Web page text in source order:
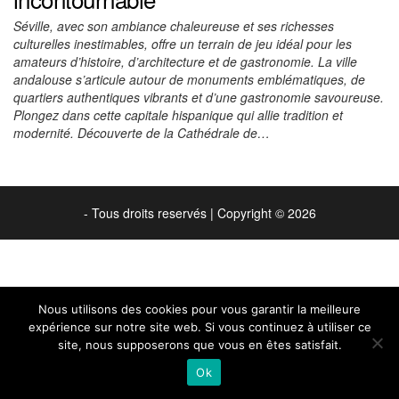
Séville, avec son ambiance chaleureuse et ses richesses
culturelles inestimables, offre un terrain de jeu idéal pour les
amateurs d’histoire, d’architecture et de gastronomie. La ville
andalouse s’articule autour de monuments emblématiques, de
quartiers authentiques vibrants et d’une gastronomie savoureuse.
Plongez dans cette capitale hispanique qui allie tradition et
modernité. Découverte de la Cathédrale de…
- Tous droits reservés | Copyright © 2026
Nous utilisons des cookies pour vous garantir la meilleure
expérience sur notre site web. Si vous continuez à utiliser ce
site, nous supposerons que vous en êtes satisfait.
Ok